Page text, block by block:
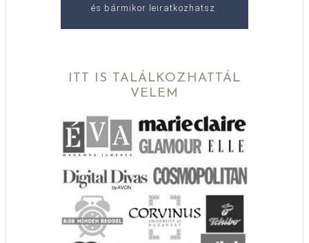
és bármikor leiratkozhatsz.
ITT IS TALÁLKOZHATTÁL
VELEM